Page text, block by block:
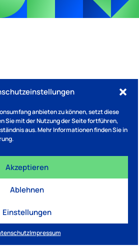
anbieten zu können, setzt diese
Sie mit der Nutzung der Seite fortführen,
aus. Mehr Informationen finden Sie in
Akzeptieren
Ablehnen
Einstellungen
Impressum